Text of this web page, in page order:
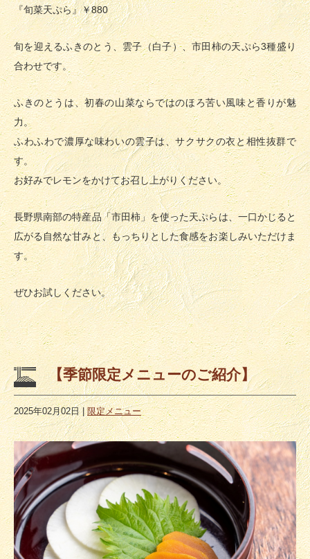
『旬菜天ぷら』￥880
旬を迎えるふきのとう、雲子（白子）、市田柿の天ぷら3種盛り
合わせです。
ふきのとうは、初春の山菜ならではのほろ苦い風味と香りが魅
力。
ふわふわで濃厚な味わいの雲子は、サクサクの衣と相性抜群で
す。
お好みでレモンをかけてお召し上がりください。
長野県南部の特産品「市田柿」を使った天ぷらは、一口かじると
広がる自然な甘みと、もっちりとした食感をお楽しみいただけま
す。
ぜひお試しください。
【季節限定メニューのご紹介】
2025年02月02日|限定メニュー